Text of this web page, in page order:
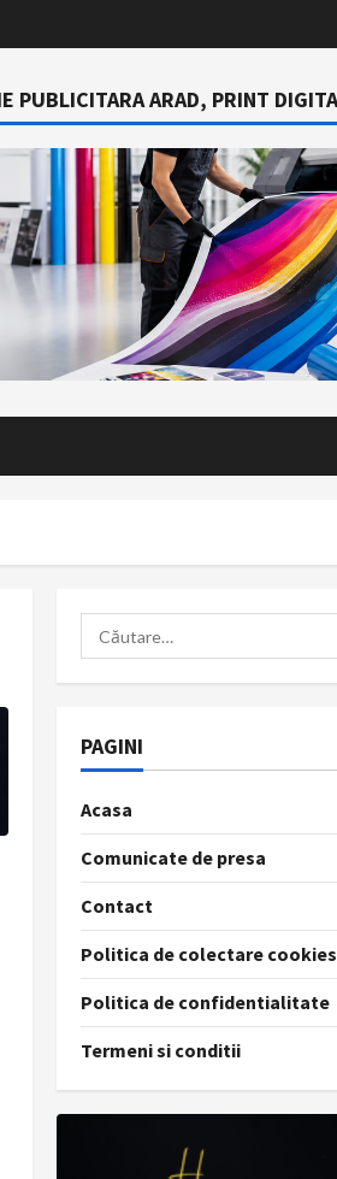
PUBLICITARA ARAD, PRINT
Caută
după:
PAGINI
Acasa
Comunicate de presa
Contact
Politica de colectare cookies
Politica de confidentialitate
Termeni si conditii